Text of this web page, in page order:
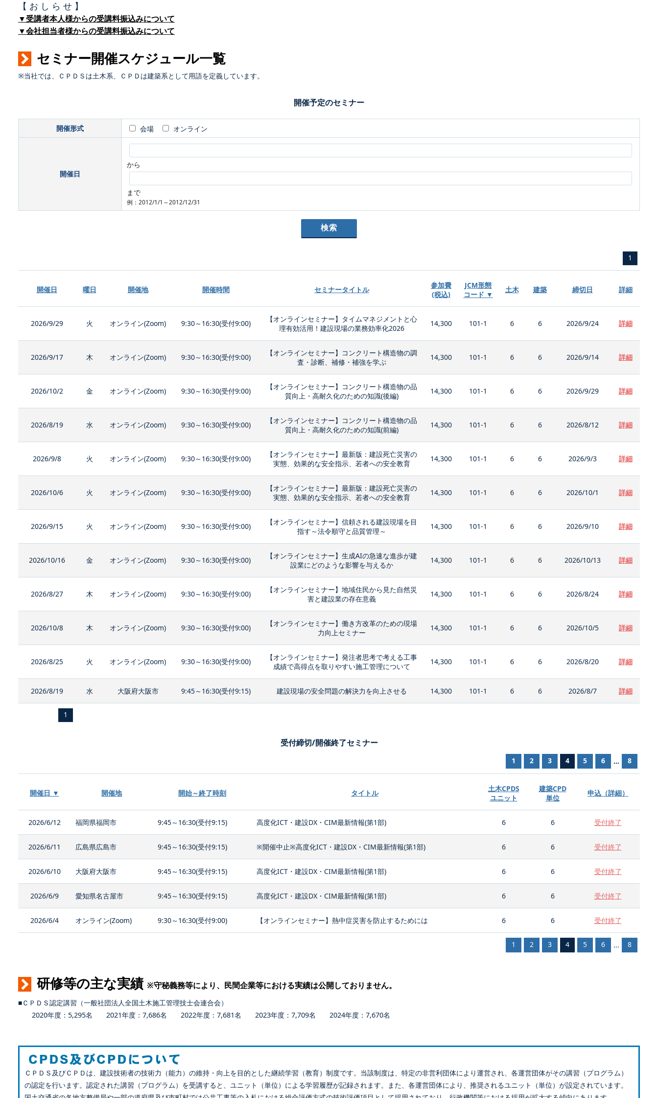
【 お し ら せ 】
▼受講者本人様からの受講料振込みについて
▼会社担当者様からの受講料振込みについて
セミナー開催スケジュール一覧
※当社では、ＣＰＤＳは土木系、ＣＰＤは建築系として用語を定義しています。
開催予定のセミナー
開催形式 会場 オンライン
開催日
から
まで
例：2012/1/1～2012/12/31
1
開催日 曜日 開催地 開催時間 セミナータイトル
参加費
(税込)
JCM形態
コード ▼
土木 建築 締切日 詳細
2026/9/29 火 オンライン(Zoom) 9:30～16:30(受付9:00)
【オンラインセミナー】タイムマネジメントと心
理有効活用！建設現場の業務効率化2026
14,300 101-1 6 6 2026/9/24 詳細
2026/9/17 木 オンライン(Zoom) 9:30～16:30(受付9:00)
【オンラインセミナー】コンクリート構造物の調
査・診断、補修・補強を学ぶ
14,300 101-1 6 6 2026/9/14 詳細
2026/10/2 金 オンライン(Zoom) 9:30～16:30(受付9:00)
【オンラインセミナー】コンクリート構造物の品
質向上・高耐久化のための知識(後編)
14,300 101-1 6 6 2026/9/29 詳細
2026/8/19 水 オンライン(Zoom) 9:30～16:30(受付9:00)
【オンラインセミナー】コンクリート構造物の品
質向上・高耐久化のための知識(前編)
14,300 101-1 6 6 2026/8/12 詳細
2026/9/8 火 オンライン(Zoom) 9:30～16:30(受付9:00)
【オンラインセミナー】最新版：建設死亡災害の
実態、効果的な安全指示、若者への安全教育
14,300 101-1 6 6 2026/9/3 詳細
2026/10/6 火 オンライン(Zoom) 9:30～16:30(受付9:00)
【オンラインセミナー】最新版：建設死亡災害の
実態、効果的な安全指示、若者への安全教育
14,300 101-1 6 6 2026/10/1 詳細
2026/9/15 火 オンライン(Zoom) 9:30～16:30(受付9:00)
【オンラインセミナー】信頼される建設現場を目
指す～法令順守と品質管理～
14,300 101-1 6 6 2026/9/10 詳細
2026/10/16 金 オンライン(Zoom) 9:30～16:30(受付9:00)
【オンラインセミナー】生成AIの急速な進歩が建
設業にどのような影響を与えるか
14,300 101-1 6 6 2026/10/13 詳細
2026/8/27 木 オンライン(Zoom) 9:30～16:30(受付9:00)
【オンラインセミナー】地域住民から見た自然災
害と建設業の存在意義
14,300 101-1 6 6 2026/8/24 詳細
2026/10/8 木 オンライン(Zoom) 9:30～16:30(受付9:00)
【オンラインセミナー】働き方改革のための現場
力向上セミナー
14,300 101-1 6 6 2026/10/5 詳細
2026/8/25 火 オンライン(Zoom) 9:30～16:30(受付9:00)
【オンラインセミナー】発注者思考で考える工事
成績で高得点を取りやすい施工管理について
14,300 101-1 6 6 2026/8/20 詳細
2026/8/19 水 大阪府大阪市 9:45～16:30(受付9:15) 建設現場の安全問題の解決力を向上させる 14,300 101-1 6 6 2026/8/7 詳細
1
受付締切/開催終了セミナー
1 2 3 4 5 6 ... 8
開催日 ▼ 開催地 開始～終了時刻 タイトル
土木CPDS
ユニット
建築CPD
単位
申込（詳細）
2026/6/12 福岡県福岡市 9:45～16:30(受付9:15) 高度化ICT・建設DX・CIM最新情報(第1部) 6 6 受付終了
2026/6/11 広島県広島市 9:45～16:30(受付9:15) ※開催中止※高度化ICT・建設DX・CIM最新情報(第1部) 6 6 受付終了
2026/6/10 大阪府大阪市 9:45～16:30(受付9:15) 高度化ICT・建設DX・CIM最新情報(第1部) 6 6 受付終了
2026/6/9 愛知県名古屋市 9:45～16:30(受付9:15) 高度化ICT・建設DX・CIM最新情報(第1部) 6 6 受付終了
2026/6/4 オンライン(Zoom) 9:30～16:30(受付9:00) 【オンラインセミナー】熱中症災害を防止するためには 6 6 受付終了
1 2 3 4 5 6 ... 8
研修等の主な実績 ※守秘義務等により、民間企業等における実績は公開しておりません。
■ＣＰＤＳ認定講習（一般社団法人全国土木施工管理技士会連合会）
2020年度：5,295名 2021年度：7,686名 2022年度：7,681名 2023年度：7,709名 2024年度：7,670名
ＣＰＤＳ及びＣＰＤは、建設技術者の技術力（能力）の維持・向上を目的とした継続学習（教育）制度です。当該制度は、特定の非営利団体により運営され、各運営団体がその講習（プログラム）
の認定を行います。認定された講習（プログラム）を受講すると、ユニット（単位）による学習履歴が記録されます。また、各運営団体により、推奨されるユニット（単位）が設定されています。